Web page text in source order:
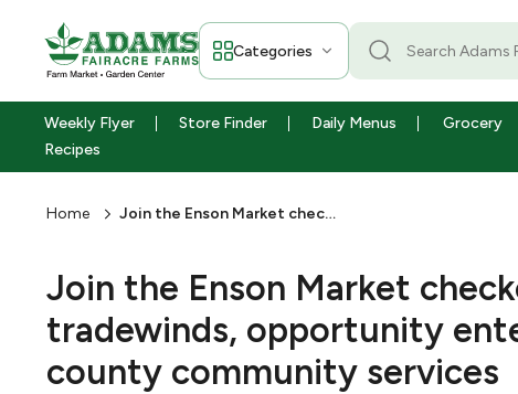
Categories
Weekly Flyer Store Finder
Daily Menus
Recipes
Grocery
Home Join the Enson Market checkout challenge to help tradewinds, opportunity enterprises, jasper county community services
Join the Enson Market
tradewinds, opportunity
county community services